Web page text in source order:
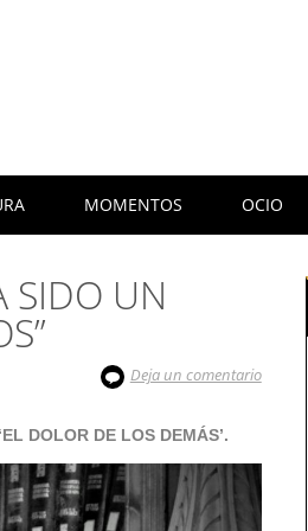
MOMENTOS OCIO
SIDO UN
Deja un comentario
DOLOR DE LOS DEMÁS’.